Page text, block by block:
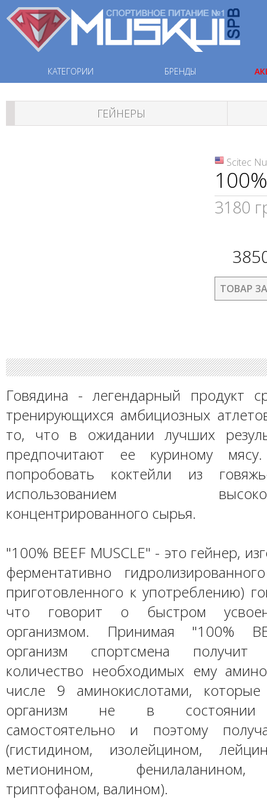
КАТЕГОРИИ БРЕНДЫ
ГЕЙНЕРЫ
Scitec
3180
ТОВАР
Говядина - легендарный продукт
тренирующихся амбициозных
то, что в ожидании лучших
предпочитают ее куриному
попробовать коктейли из
использованием
концентрированного сырья.
"100% BEEF MUSCLE" - это гейнер,
ферментативно
приготовленного к употреблению)
что говорит о быстром
организмом. Принимая "100%
организм спортсмена получит
количество необходимых ему
числе 9 аминокислотами, которые
организм не в состоянии
самостоятельно и поэтому
(гистидином, изолейцином,
метионином,
триптофаном, валином).